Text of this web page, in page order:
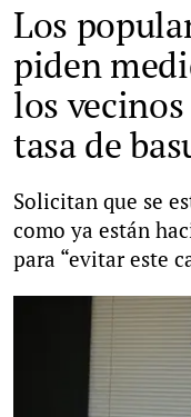
Los
piden
los
tasa de
Solicitan que se
como ya están
para “evitar este